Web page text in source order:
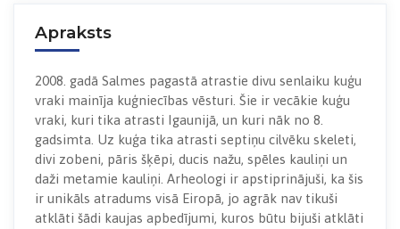
Apraksts
2008. gadā Salmes pagastā atrastie divu senlaiku kuģu
vraki mainīja kuģniecības vēsturi. Šie ir vecākie kuģu
vraki, kuri tika atrasti Igaunijā, un kuri nāk no 8.
gadsimta. Uz kuģa tika atrasti septiņu cilvēku skeleti,
divi zobeni, pāris šķēpi, ducis nažu, spēles kauliņi un
daži metamie kauliņi. Arheologi ir apstiprinājuši, ka šis
ir unikāls atradums visā Eiropā, jo agrāk nav tikuši
atklāti šādi kaujas apbedījumi, kuros būtu bijuši atklāti